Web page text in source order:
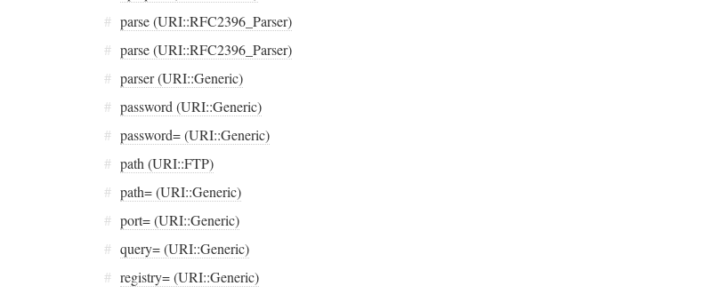
# parse (URI::RFC2396_Parser)
# parse (URI::RFC2396_Parser)
# parser (URI::Generic)
# password (URI::Generic)
# password= (URI::Generic)
# path (URI::FTP)
# path= (URI::Generic)
# port= (URI::Generic)
# query= (URI::Generic)
# registry= (URI::Generic)